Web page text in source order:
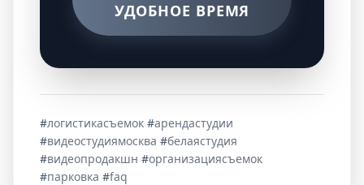
УДОБНОЕ ВРЕМЯ
#логистикасъемок #арендастудии
#видеостудиямосква #белаястудия
#видеопродакшн #организациясъемок
#парковка #faq